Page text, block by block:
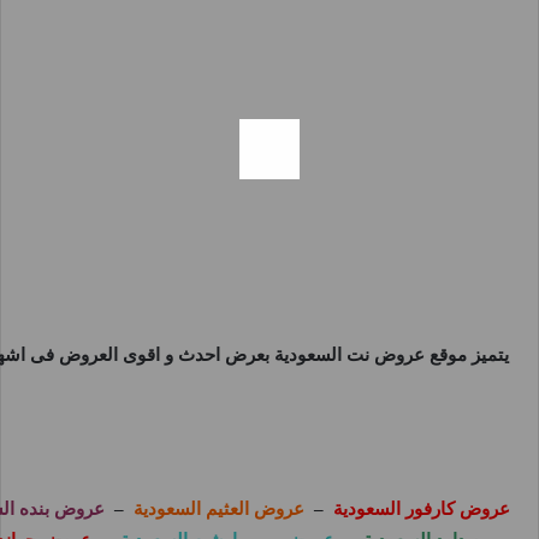
يتميز موقع عروض نت السعودية بعرض احدث و اقوى العروض فى
عروض كارفور السعودية – عروض العثيم السعودية – عروض بنده